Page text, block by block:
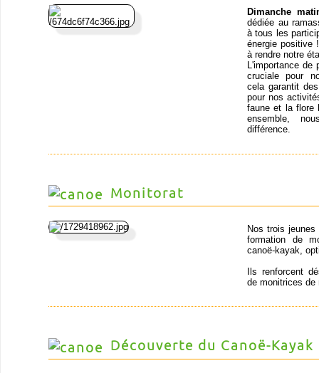
Dimanche
dédiée au
à tous les
énergie positive
à rendre notre
L'importance de
cruciale pour
cela garantit
pour nos
faune et la flore
ensemble,
différence.
Monitorat
Nos trois jeunes
formation de
canoë-kayak,
Ils renforcent
de monitrices
Découverte du Canoë-Kayak